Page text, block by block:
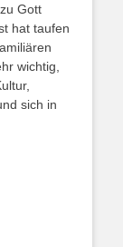
Gott
hat taufen
wichtig,
sich in